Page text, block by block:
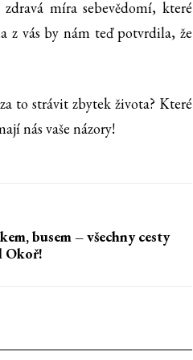
míra sebevědomí, které
z vás by nám teď potvrdila, že
to strávit zbytek života? Které
nás vaše názory!
busem – všechny cesty
Okoř!